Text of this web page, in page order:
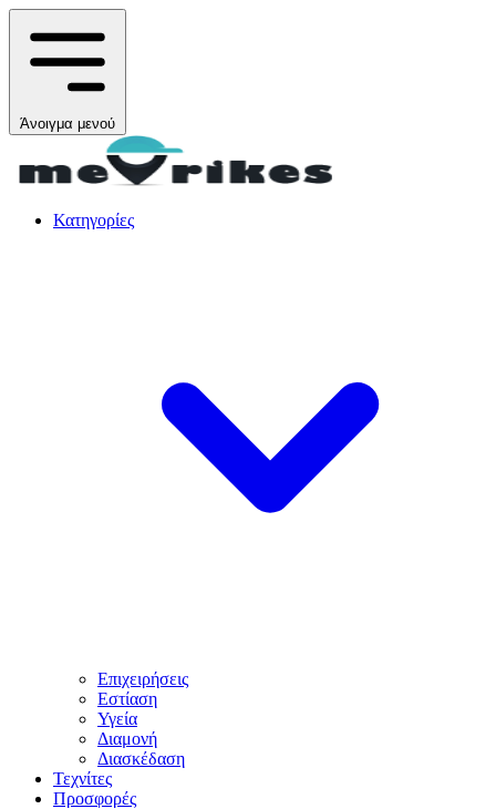
Άνοιγμα μενού
Κατηγορίες
Επιχειρήσεις
Εστίαση
Υγεία
Διαμονή
Διασκέδαση
Τεχνίτες
Προσφορές